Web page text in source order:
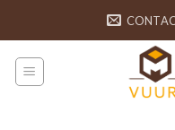
content